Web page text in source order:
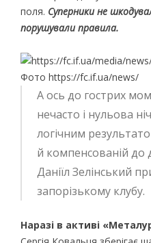
поля. Суперники не
порушували правила.
Фото https://fc.if.ua/news/
А ось до гострих
нечасто і нульова
логічним
й компенсованій до
Даніїл Зелінський
запорізькому клубу.
Наразі в активі